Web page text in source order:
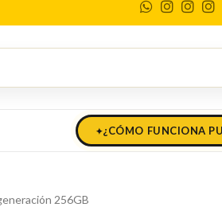
¿CÓMO FUNCIONA
5ta generación 256GB
generación
256GB